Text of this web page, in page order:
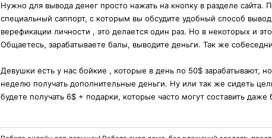
Нужно для вывода денег просто нажать на кнопку в разделе
специальный саппорт, с которым вы обсудите удобный способ
верефикации личности , это делается один раз. Но в некоторых и
Общаетесь, зарабатываете балы, выводите деньги. Так же
Девушки есть у нас бойкие , которые в день по 50$ зарабатывают,
неделю получать дополнительные деньги. Ну или так же сидеть
будете получать 6$ + подарки, которые часто могут составить